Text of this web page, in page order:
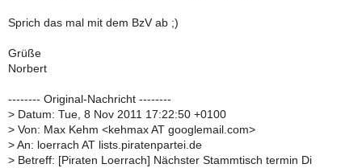
Sprich das mal mit dem BzV ab ;)
Grüße
Norbert
-------- Original-Nachricht --------
> Datum: Tue, 8 Nov 2011 17:22:50 +0100
> Von: Max Kehm <kehmax AT googlemail.com>
> An: loerrach AT lists.piratenpartei.de
> Betreff: [Piraten Loerrach] Nächster Stammtisch termin Di